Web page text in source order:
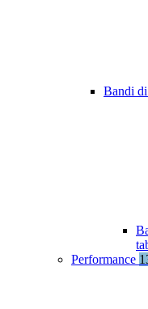
Bandi
Performance